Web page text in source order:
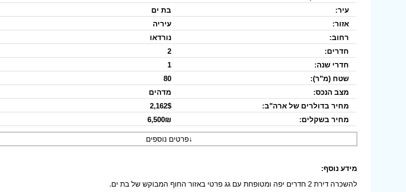
עיר:
בת ים
אזור:
עיריה
רחוב:
נורדאו
חדרים:
2
חדרי שנה:
1
שטח (מ"ר):
80
מצב הנכס:
מדהים
מחיר בדולרים של ארה"ב:
2,162$
מחיר בשקלים:
6,500₪
↓פרטים נוספים
מידע נוסף:
להשכרה דירת 2 חדרים יפה ומטופחת עם גג פרטי באזור החוף המבוקש של
בת ים.